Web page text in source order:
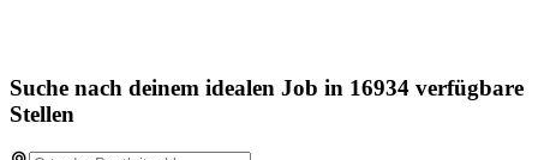
Suche nach deinem idealen Job in 16934 verfügbare
Stellen